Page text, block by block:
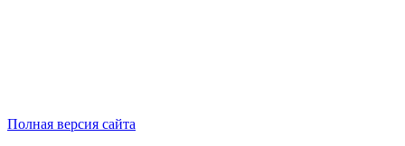
Полная версия сайта